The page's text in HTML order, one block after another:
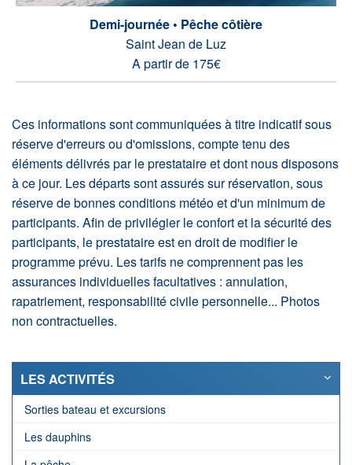
Demi-journée • Pêche côtière
Saint Jean de Luz
A partir de 175€
Ces informations sont communiquées à titre indicatif sous
réserve d'erreurs ou d'omissions, compte tenu des
éléments délivrés par le prestataire et dont nous disposons
à ce jour. Les départs sont assurés sur réservation, sous
réserve de bonnes conditions météo et d'un minimum de
participants. Afin de privilégier le confort et la sécurité des
participants, le prestataire est en droit de modifier le
programme prévu. Les tarifs ne comprennent pas les
assurances individuelles facultatives : annulation,
rapatriement, responsabilité civile personnelle... Photos
non contractuelles.
LES ACTIVITÉS
Sorties bateau et excursions
Les dauphins